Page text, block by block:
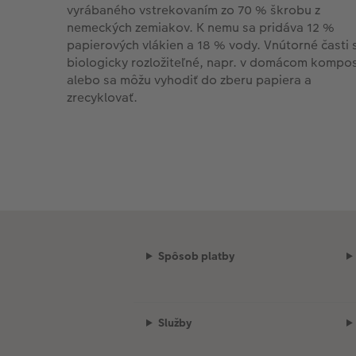
vyrábaného vstrekovaním zo 70 % škrobu z
nemeckých zemiakov. K nemu sa pridáva 12 %
papierových vlákien a 18 % vody. Vnútorné časti
biologicky rozložiteľné, napr. v domácom
alebo sa môžu vyhodiť do zberu papiera a
zrecyklovať.
Spôsob platby
Služby